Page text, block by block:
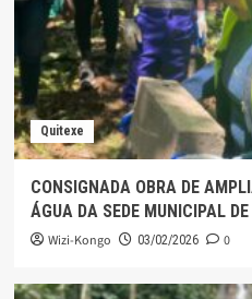
Quitexe
CONSIGNADA OBRA DE
ÁGUA DA SEDE MUNICIPAL
Wizi-Kongo 03/02/2026 0